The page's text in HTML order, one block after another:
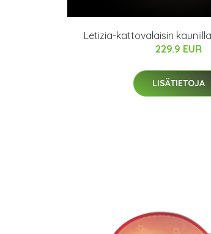
Letizia-kattovalaisin
229.9 EUR
LISÄTIETOJA